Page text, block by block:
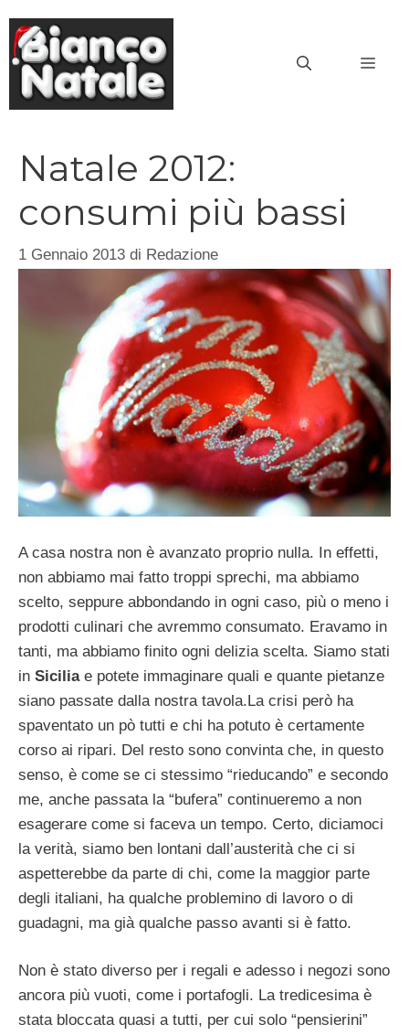
contenuto
Natale 2012:
consumi più bassi
1 Gennaio 2013 di Redazione
A casa nostra non è avanzato proprio nulla. In effetti,
non abbiamo mai fatto troppi sprechi, ma abbiamo
scelto, seppure abbondando in ogni caso, più o meno i
prodotti culinari che avremmo consumato. Eravamo in
tanti, ma abbiamo finito ogni delizia scelta. Siamo stati
in Siciliae potete immaginare quali e quante pietanze
siano passate dalla nostra tavola.La crisi però ha
spaventato un pò tutti e chi ha potuto è certamente
corso ai ripari. Del resto sono convinta che, in questo
senso, è come se ci stessimo “rieducando” e secondo
me, anche passata la “bufera” continueremo a non
esagerare come si faceva un tempo. Certo, diciamoci
la verità, siamo ben lontani dall’austerità che ci si
aspetterebbe da parte di chi, come la maggior parte
degli italiani, ha qualche problemino di lavoro o di
guadagni, ma già qualche passo avanti si è fatto.
Non è stato diverso per i regali e adesso i negozi sono
ancora più vuoti, come i portafogli. La tredicesima è
stata bloccata quasi a tutti, per cui solo “pensierini”